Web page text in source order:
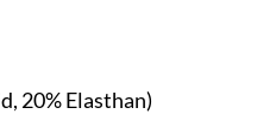
20% Elasthan)